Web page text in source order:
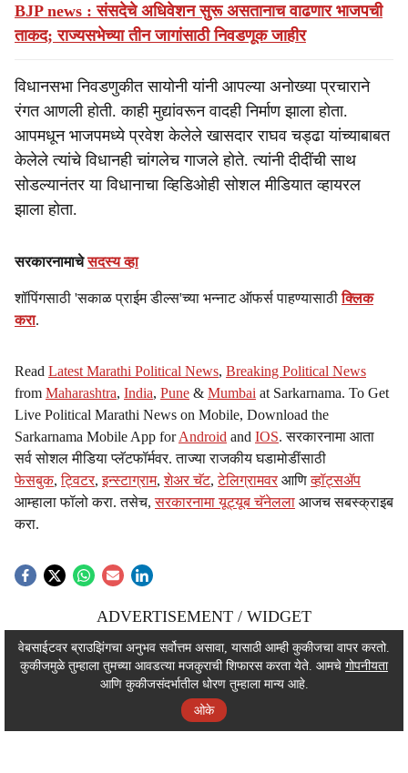
BJP news : संसदेचे अधिवेशन सुरू असतानाच वाढणार भाजपची
ताकद; राज्यसभेच्या तीन जागांसाठी निवडणूक जाहीर
विधानसभा निवडणुकीत सायोनी यांनी आपल्या अनोख्या प्रचाराने
रंगत आणली होती. काही मुद्यांवरून वादही निर्माण झाला होता.
आपमधून भाजपमध्ये प्रवेश केलेले खासदार राघव चड्ढा यांच्याबाबत
केलेले त्यांचे विधानही चांगलेच गाजले होते. त्यांनी दीदींची साथ
सोडल्यानंतर या विधानाचा व्हिडिओही सोशल मीडियात व्हायरल
झाला होता.
सरकारनामाचेसदस्य व्हा
शॉपिंगसाठी 'सकाळ प्राईम डील्स'च्या भन्नाट ऑफर्स पाहण्यासाठीक्लिक
करा.
Read Latest Marathi Political News, Breaking Political News
from Maharashtra, India, Pune & Mumbai at Sarkarnama. To Get
Live Political Marathi News on Mobile, Download the
Sarkarnama Mobile App forAndroid and IOS. सरकारनामा आता
सर्व सोशल मीडिया प्लॅटफॉर्मवर. ताज्या राजकीय घडामोडींसाठी
फेसबुक,ट्विटर,इन्स्टाग्राम,शेअर चॅट,टेलिग्रामवर आणिव्हॉट्सॲप
आम्हाला फॉलो करा. तसेच,सरकारनामा यूट्यूब चॅनेलला आजच सबस्क्राइब
करा.
ADVERTISEMENT / WIDGET
ADVERTISEMENT / WIDGET
ADVERTISEMENT / WIDGET
वेबसाईटवर ब्राउझिंगचा अनुभव सर्वोत्तम असावा, यासाठी आम्ही कुकीजचा वापर करतो.
कुकीजमुळे तुम्हाला तुमच्या आवडत्या मजकुराची शिफारस करता येते. आमचे गोपनीयता
आणि कुकीजसंदर्भातील धोरण तुम्हाला मान्य आहे.
ओके